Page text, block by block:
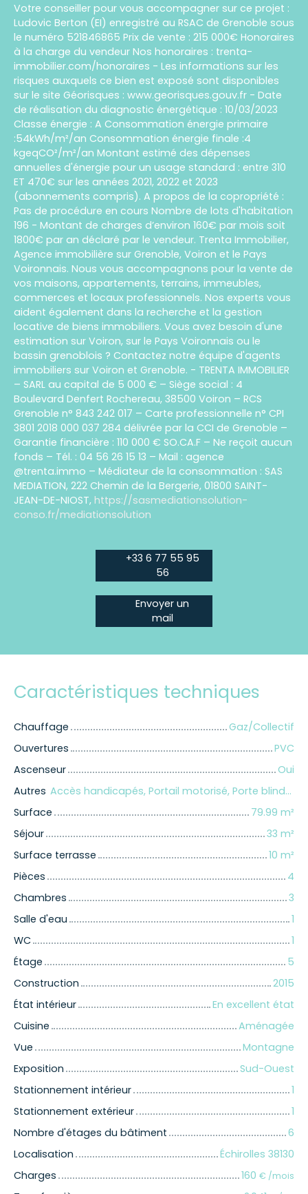
Votre conseiller pour vous accompagner sur ce projet :
Ludovic Berton (EI) enregistré au RSAC de Grenoble sous
le numéro 521846865 Prix de vente : 215 000€ Honoraires
à la charge du vendeur Nos honoraires : trenta-
immobilier.com/honoraires - Les informations sur les
risques auxquels ce bien est exposé sont disponibles
sur le site Géorisques : www.georisques.gouv.fr - Date
de réalisation du diagnostic énergétique : 10/03/2023
Classe énergie : A Consommation énergie primaire
:54kWh/m²/an Consommation énergie finale :4
kgeqCO²/m²/an Montant estimé des dépenses
annuelles d'énergie pour un usage standard : entre 310
ET 470€ sur les années 2021, 2022 et 2023
(abonnements compris). A propos de la copropriété :
Pas de procédure en cours Nombre de lots d'habitation
196 - Montant de charges d’environ 160€ par mois soit
1800€ par an déclaré par le vendeur. Trenta Immobilier,
Agence immobilière sur Grenoble, Voiron et le Pays
Voironnais. Nous vous accompagnons pour la vente de
vos maisons, appartements, terrains, immeubles,
commerces et locaux professionnels. Nos experts vous
aident également dans la recherche et la gestion
locative de biens immobiliers. Vous avez besoin d'une
estimation sur Voiron, sur le Pays Voironnais ou le
bassin grenoblois ? Contactez notre équipe d'agents
immobiliers sur Voiron et Grenoble. - TRENTA IMMOBILIER
– SARL au capital de 5 000 € – Siège social : 4
Boulevard Denfert Rochereau, 38500 Voiron – RCS
Grenoble n° 843 242 017 – Carte professionnelle n° CPI
3801 2018 000 037 284 délivrée par la CCI de Grenoble –
Garantie financière : 110 000 € SO.CA.F – Ne reçoit aucun
fonds – Tél. : 04 56 26 15 13 – Mail : agence
@trenta.immo – Médiateur de la consommation : SAS
MEDIATION, 222 Chemin de la Bergerie, 01800 SAINT-
JEAN-DE-NIOST, https://sasmediationsolution-
conso.fr/mediationsolution
+33 6 77 55 95
56
Envoyer un
mail
Caractéristiques techniques
Chauffage
Gaz/Collectif
Ouvertures
PVC
Ascenseur
Oui
Autres
Accès handicapés, Portail motorisé, Porte blindée, Système d'alarme, Visiophone, Volets électriques
Surface
79.99 m²
Séjour
33 m²
Surface terrasse
10 m²
Pièces
4
Chambres
3
Salle d'eau
1
WC
1
Étage
5
Construction
2015
État intérieur
En excellent état
Cuisine
Aménagée
Vue
Montagne
Exposition
Sud-Ouest
Stationnement intérieur
1
Stationnement extérieur
1
Nombre d'étages du bâtiment
6
Localisation
Échirolles 38130
Charges
160 € /mois